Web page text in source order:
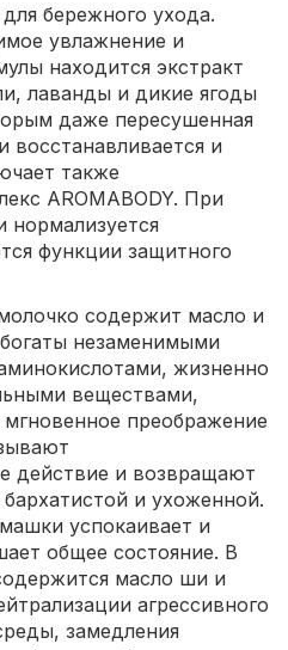
бережного ухода.
увлажнение и
находится экстракт
лаванды и дикие ягоды
даже пересушенная
восстанавливается и
также
AROMABODY. При
нормализуется
функции защитного
содержит масло и
незаменимыми
жизненно
веществами,
преображение
действие и возвращают
и ухоженной.
успокаивает и
общее состояние. В
масло ши и
агрессивного
замедления